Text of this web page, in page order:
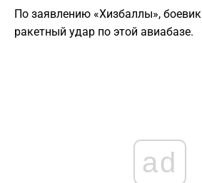
По заявлению «Хизбаллы»,
ракетный удар по этой авиабазе.
ad